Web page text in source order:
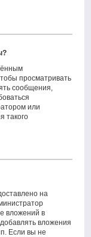
просматривать
сообщения,
или
такого
на
вложений в
вложения
Если вы не